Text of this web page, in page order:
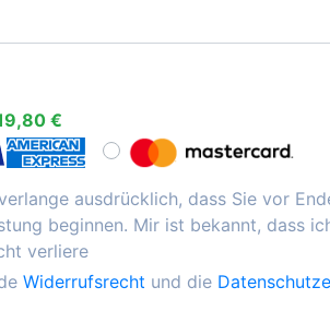
€
ausdrücklich, dass Sie vor
beginnen. Mir ist bekannt, dass
verliere
Widerrufsrecht und die